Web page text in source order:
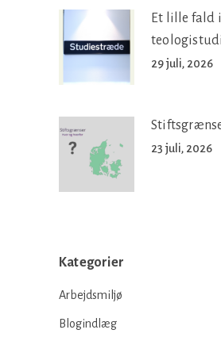
Et lille fald
29 juli, 2026
23 juli, 2026
Kategorier
Arbejdsmiljø
Blogindlæg